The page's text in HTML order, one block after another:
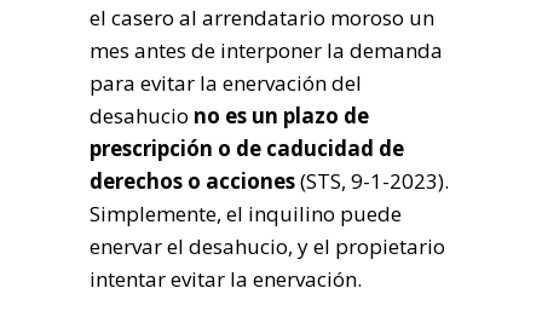
el casero al arrendatario moroso un
mes antes de interponer la demanda
para evitar la enervación del
desahucio no es un plazo de
prescripción o de caducidad de
derechos o acciones(STS, 9-1-2023).
Simplemente, el inquilino puede
enervar el desahucio, y el propietario
intentar evitar la enervación.